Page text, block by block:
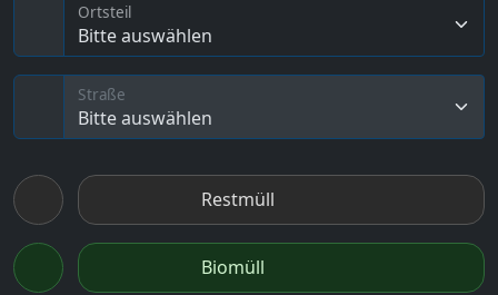
Bitte auswählen
Ortsteil
Bitte auswählen
Straße
Restmüll
Biomüll